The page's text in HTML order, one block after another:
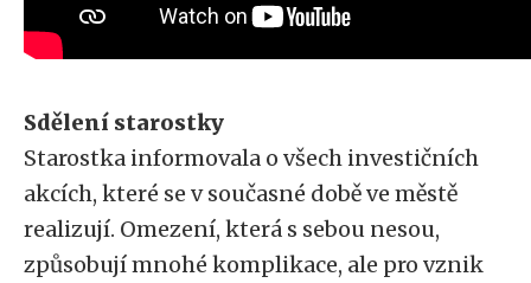
Sdělení starostky
Starostka informovala o všech investičních
akcích, které se v současné době ve městě
realizují. Omezení, která s sebou nesou,
způsobují mnohé komplikace, ale pro vznik